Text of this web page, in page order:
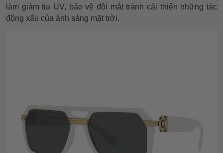
làm giảm tia UV, bảo vệ đôi mắt tránh cải thiện những tác
động xấu của ánh sáng mặt trời.